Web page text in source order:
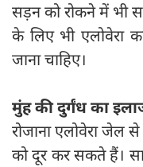
सड़न को रोकने में भी
के लिए भी एलोवेरा
जाना चाहिए।
मुंह की दुर्गंध का
रोजाना एलोवेरा जेल
को दूर कर सकते हैं।